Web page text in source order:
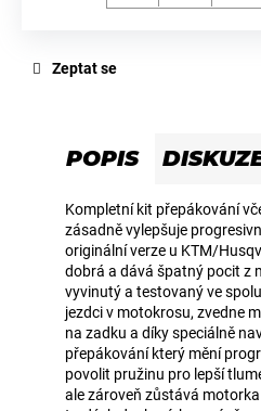
Zeptat se
POPIS
Kompletní kit přepákování
zásadně vylepšuje
originální verze u KTM/
dobrá a dává špatný pocit z
vyvinutý a testovaný ve
jezdci v motokrosu, zvedne
na zadku a díky speciálně
přepákování který mění
povolit pružinu pro lepší
ale zároveň zůstává